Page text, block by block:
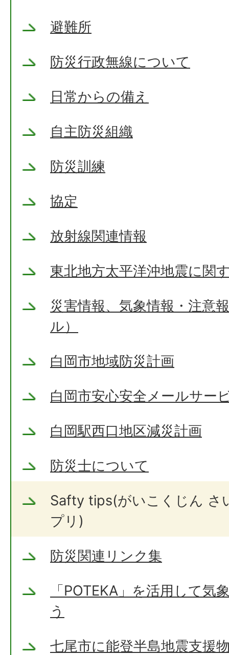
避難所
防災行政無線について
日常からの備え
自主防災組織
防災訓練
協定
放射線関連情報
東北地方太平洋沖地震に関
災害情報、気象情報・注意
ル）
白岡市地域防災計画
白岡市安心安全メールサー
白岡駅西口地区減災計画
防災士について
Safty tips(がいこくじん さ
プリ)
防災関連リンク集
「POTEKA」を活用して気
う
七尾市に能登半島地震支援